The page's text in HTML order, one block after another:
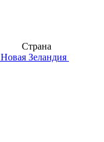
Страна
Новая Зеландия